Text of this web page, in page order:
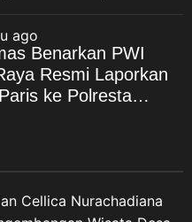
ago
Benarkan PWI
Resmi Laporkan
ke Polresta